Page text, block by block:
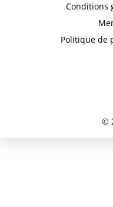
Conditions
Politique de
©